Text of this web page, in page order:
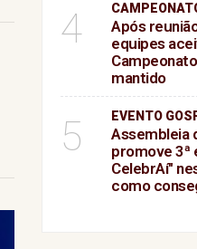
4
Após
equipes
mantido
5 EVENTO
Assembleia
promove 3ª
CelebrAí"
como